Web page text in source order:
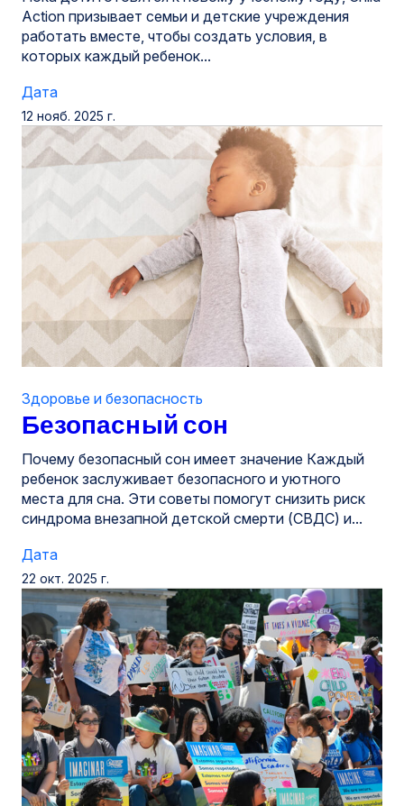
Action призывает семьи и детские учреждения
работать вместе, чтобы создать условия, в
которых каждый ребенок...
Дата
12 нояб. 2025 г.
Безопасный сон
Здоровье и безопасность
Почему безопасный сон имеет значение Каждый
ребенок заслуживает безопасного и уютного
места для сна. Эти советы помогут снизить риск
синдрома внезапной детской смерти (СВДС) и...
Дата
22 окт. 2025 г.